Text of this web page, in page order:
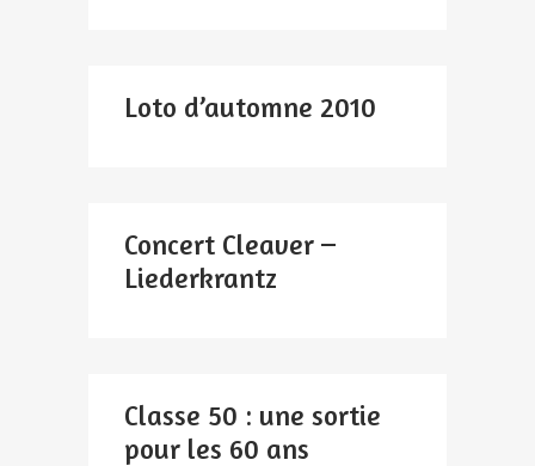
Loto d’automne 2010
Concert Cleaver –
Liederkrantz
Classe 50 : une sortie
pour les 60 ans